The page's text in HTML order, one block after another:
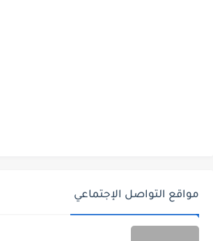
مواقع التواصل الإجتماعي